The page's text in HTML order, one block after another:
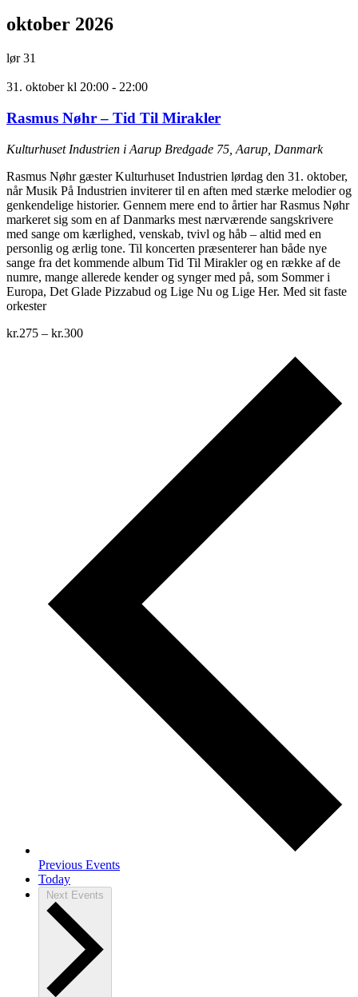
oktober 2026
lør31
31. oktober kl 20:00 - 22:00
Rasmus Nøhr – Tid Til Mirakler
Kulturhuset Industrien i Aarup Bredgade 75, Aarup, Danmark
Rasmus Nøhr gæster Kulturhuset Industrien lørdag den 31. oktober,
når Musik På Industrien inviterer til en aften med stærke melodier og
genkendelige historier. Gennem mere end to årtier har Rasmus Nøhr
markeret sig som en af Danmarks mest nærværende sangskrivere
med sange om kærlighed, venskab, tvivl og håb – altid med en
personlig og ærlig tone. Til koncerten præsenterer han både nye
sange fra det kommende album Tid Til Mirakler og en række af de
numre, mange allerede kender og synger med på, som Sommer i
Europa, Det Glade Pizzabud og Lige Nu og Lige Her. Med sit faste
orkester
kr.275 – kr.300
Previous Events
Today
Next Events